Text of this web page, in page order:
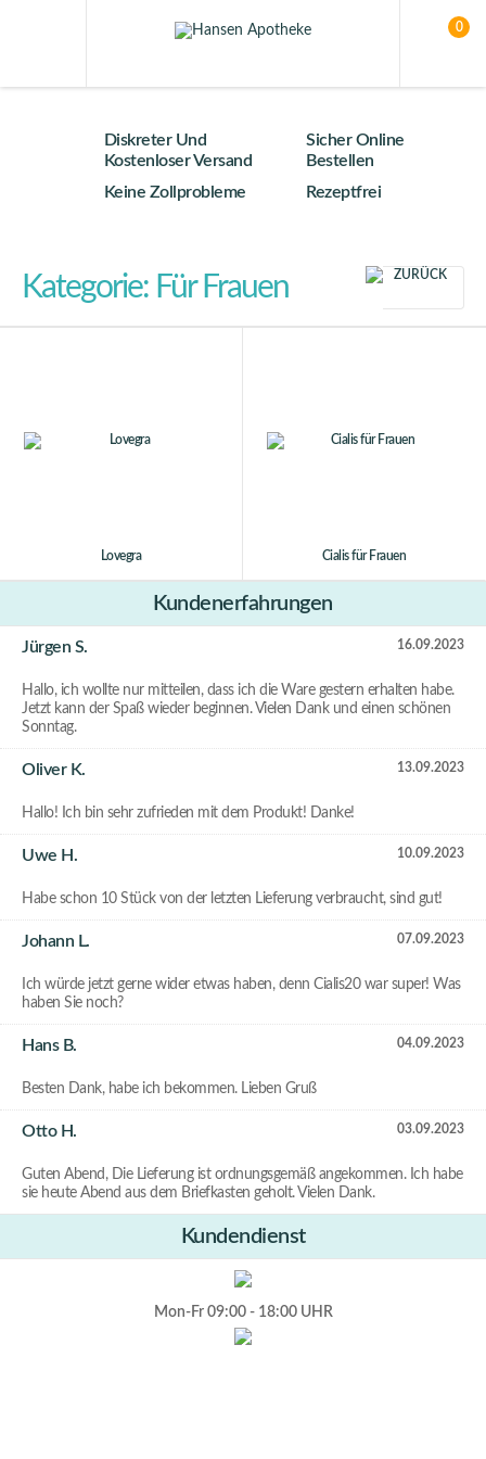
0
Diskreter Und
Kostenloser Versand
Keine Zollprobleme
Sicher Online
Bestellen
Rezeptfrei
ZURÜCK
Kategorie: Für Frauen
Lovegra Cialis für Frauen
Kundenerfahrungen
16.09.2023
Jürgen S.
Hallo, ich wollte nur mitteilen, dass ich die Ware gestern erhalten habe.
Jetzt kann der Spaß wieder beginnen. Vielen Dank und einen schönen
Sonntag.
13.09.2023
Oliver K.
Hallo! Ich bin sehr zufrieden mit dem Produkt! Danke!
10.09.2023
Uwe H.
Habe schon 10 Stück von der letzten Lieferung verbraucht, sind gut!
07.09.2023
Johann L.
Ich würde jetzt gerne wider etwas haben, denn Cialis20 war super! Was
haben Sie noch?
04.09.2023
Hans B.
Besten Dank, habe ich bekommen. Lieben Gruß
03.09.2023
Otto H.
Guten Abend, Die Lieferung ist ordnungsgemäß angekommen. Ich habe
sie heute Abend aus dem Briefkasten geholt. Vielen Dank.
Kundendienst
Mon-Fr 09:00 - 18:00 UHR